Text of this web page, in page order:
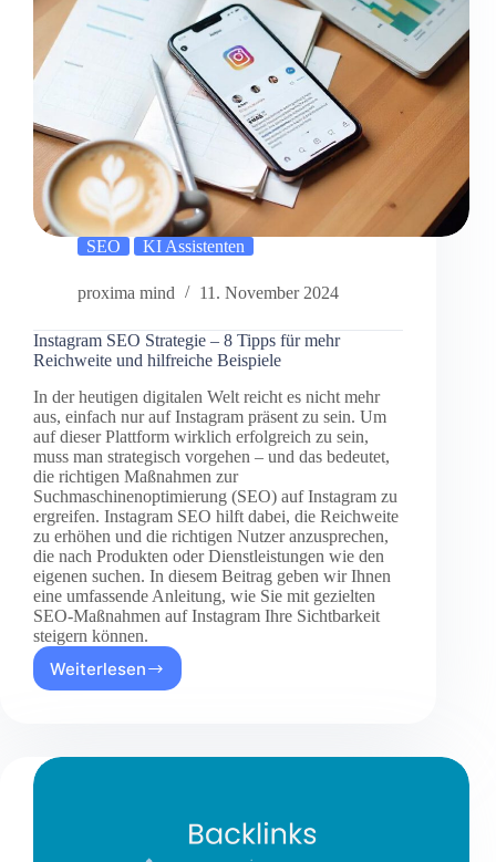
SEO KI Assistenten
proxima mind 11. November 2024
Instagram SEO Strategie – 8 Tipps für mehr
Reichweite und hilfreiche Beispiele
In der heutigen digitalen Welt reicht es nicht mehr
aus, einfach nur auf Instagram präsent zu sein. Um
auf dieser Plattform wirklich erfolgreich zu sein,
muss man strategisch vorgehen – und das bedeutet,
die richtigen Maßnahmen zur
Suchmaschinenoptimierung (SEO) auf Instagram zu
ergreifen. Instagram SEO hilft dabei, die Reichweite
zu erhöhen und die richtigen Nutzer anzusprechen,
die nach Produkten oder Dienstleistungen wie den
eigenen suchen. In diesem Beitrag geben wir Ihnen
eine umfassende Anleitung, wie Sie mit gezielten
SEO-Maßnahmen auf Instagram Ihre Sichtbarkeit
steigern können.
Weiterlesen